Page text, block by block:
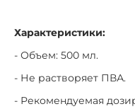
Характеристики:
- Объем: 500 мл.
- Не растворяет ПВА.
- Рекомендуемая